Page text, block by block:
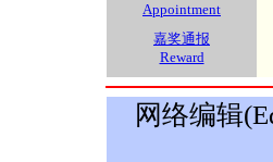
Appointment
嘉奖通报
Reward
网络编辑